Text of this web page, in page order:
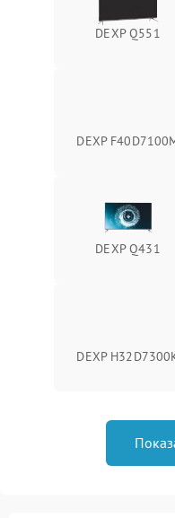
DEXP Q551
DEXP
DEXP Q431
DEXP